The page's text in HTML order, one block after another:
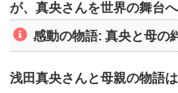
が、真央さんを世界の舞台
感動の物語: 真央と母の
浅田真央さんと母親の物語